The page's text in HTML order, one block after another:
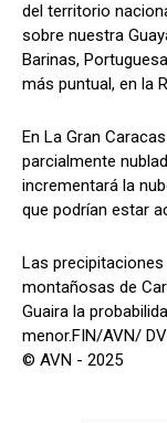
del territorio
sobre nuestra
Barinas,
más puntual, en la
En La Gran
parcialmente
incrementará la
que podrían estar
Las
montañosas de
Guaira la
menor.FIN/AVN/
© AVN - 2025